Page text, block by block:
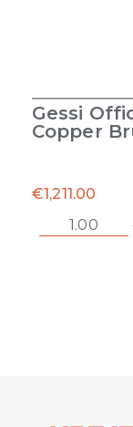
Gessi
Copper
€1,211.00